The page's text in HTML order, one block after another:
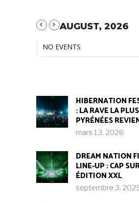
AUGUST, 2026
NO EVENTS
HIBERNATION
: LA RAVE LA
PYRÉNÉES
mars 13, 2026
DREAM NATION
LINE-UP : CAP
ÉDITION XXL
septembre 3,